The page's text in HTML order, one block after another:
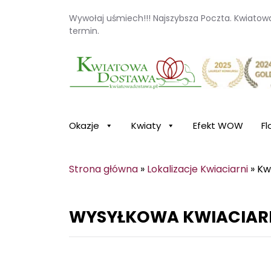
Wywołaj uśmiech!!! Najszybsza Poczta.
termin.
Kwiaciarnia internetowa Kwiatowa
Okazje Kwiaty Efekt WOW
Strona główna » Lokalizacje Kwiaciarni »
WYSYŁKOWA